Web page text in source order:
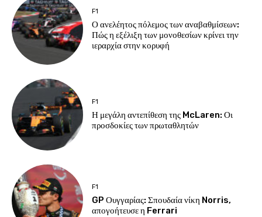
F1
Ο ανελέητος πόλεμος των αναβαθμίσεων:
Πώς η εξέλιξη των μονοθεσίων κρίνει την
ιεραρχία στην κορυφή
F1
Η μεγάλη αντεπίθεση της McLaren: Οι
προσδοκίες των πρωταθλητών
F1
GP Ουγγαρίας: Σπουδαία νίκη Norris,
απογοήτευσε η Ferrari